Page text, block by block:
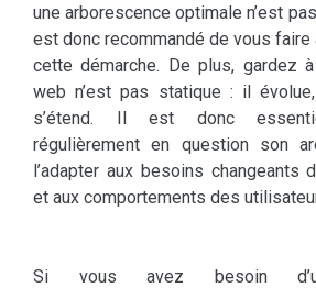
une arborescence optimale n’est
est donc recommandé de vous faire
cette démarche. De plus, gardez à
web n’est pas statique : il
s’étend. Il est donc
régulièrement en question son
l’adapter aux besoins changeants
et aux comportements des
Si vous avez besoin